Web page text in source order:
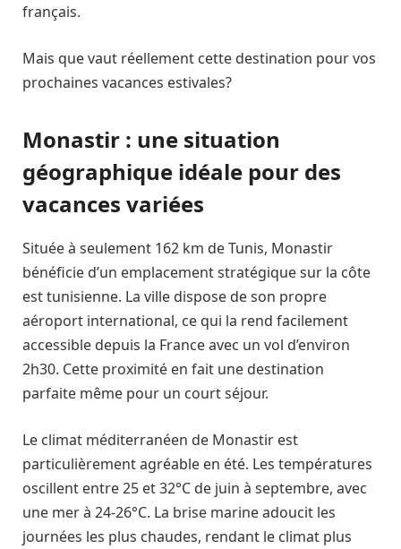
français.
Mais que vaut réellement cette destination pour vos
prochaines vacances estivales?
Monastir : une situation
géographique idéale pour des
vacances variées
Située à seulement 162 km de Tunis, Monastir
bénéficie d’un emplacement stratégique sur la côte
est tunisienne. La ville dispose de son propre
aéroport international, ce qui la rend facilement
accessible depuis la France avec un vol d’environ
2h30. Cette proximité en fait une destination
parfaite même pour un court séjour.
Le climat méditerranéen de Monastir est
particulièrement agréable en été. Les températures
oscillent entre 25 et 32°C de juin à septembre, avec
une mer à 24-26°C. La brise marine adoucit les
journées les plus chaudes, rendant le climat plus